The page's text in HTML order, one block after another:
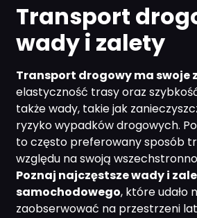
Transport
wady i zalety
Transport drogowy ma swoje
elastyczność trasy oraz
także wady, takie jak
ryzyko wypadków drogowych.
to często preferowany sposób
względu na swoją
Poznaj najczęstsze wady i
samochodowego, które udało
zaobserwować na przestrzeni